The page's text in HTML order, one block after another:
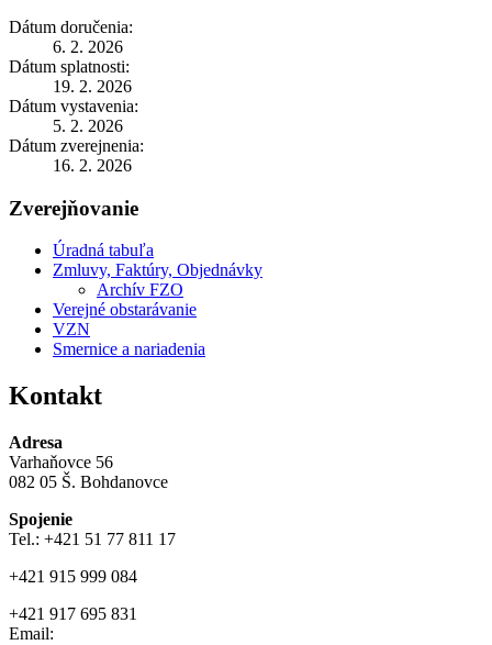
Dátum doručenia:
6. 2. 2026
Dátum splatnosti:
19. 2. 2026
Dátum vystavenia:
5. 2. 2026
Dátum zverejnenia:
16. 2. 2026
Zverejňovanie
Úradná tabuľa
Zmluvy, Faktúry, Objednávky
Archív FZO
Verejné obstarávanie
VZN
Smernice a nariadenia
Kontakt
Adresa
Varhaňovce 56
082 05 Š. Bohdanovce
Spojenie
Tel.: +421 51 77 811 17
+421 915 999 084
+421 917 695 831
Email: